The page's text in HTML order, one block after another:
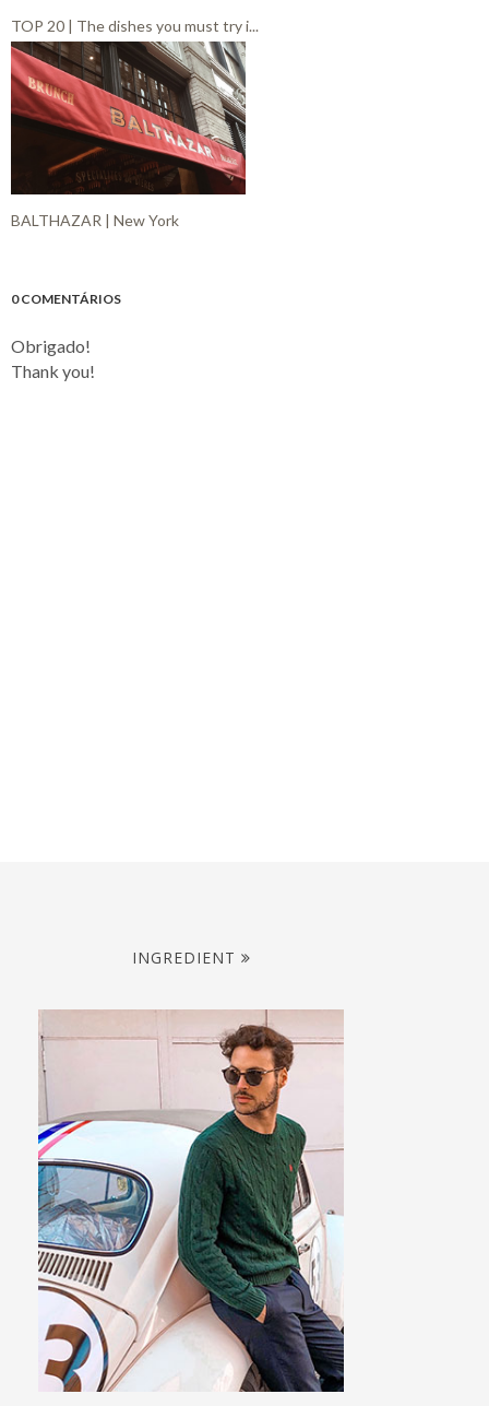
TOP 20 | The dishes you must try i...
BALTHAZAR | New York
0 COMENTÁRIOS
Obrigado!
Thank you!
INGREDIENT